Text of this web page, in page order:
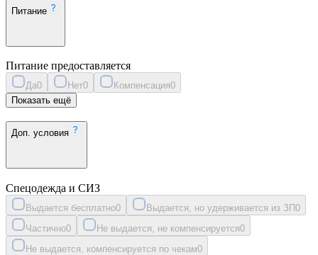
Питание
Питание предоставляется
Да0 Нет0 Компенсация0
Показать ещё
Доп. условия
Спецодежда и СИЗ
Выдается бесплатно0 Выдается, но удерживается из ЗП0
Частично0 Не выдается, не компенсируется0
Не выдается, компенсируется по чекам0